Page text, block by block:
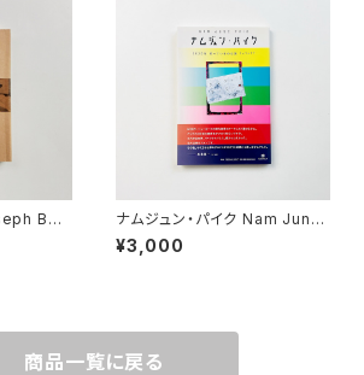
Beu
ナムジュン・パイク Nam June
Paik | 2020年笑っているのは
誰?+?=?? : 1956-2020
¥3,000
商品一覧に戻る